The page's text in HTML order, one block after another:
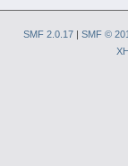
SMF 2.0.17| SMF ©